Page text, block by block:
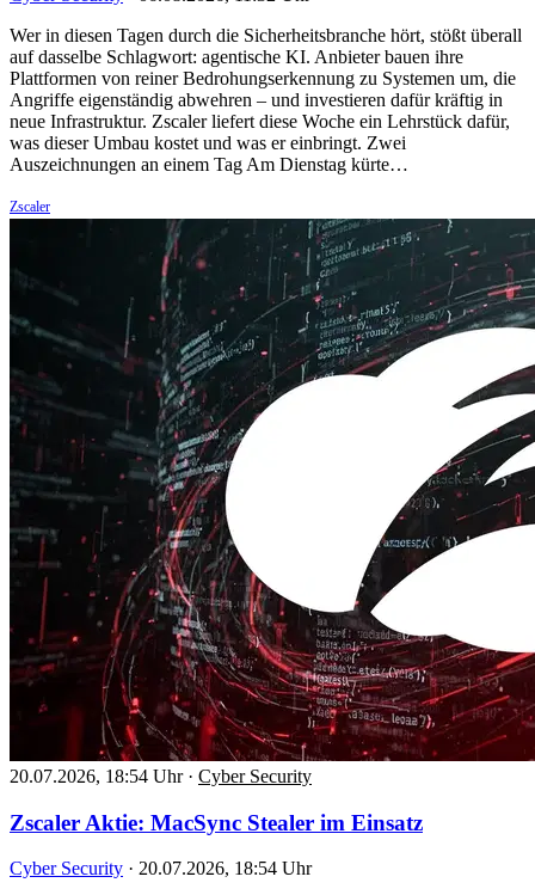
Wer in diesen Tagen durch die Sicherheitsbranche hört, stößt überall
auf dasselbe Schlagwort: agentische KI. Anbieter bauen ihre
Plattformen von reiner Bedrohungserkennung zu Systemen um, die
Angriffe eigenständig abwehren – und investieren dafür kräftig in
neue Infrastruktur. Zscaler liefert diese Woche ein Lehrstück dafür,
was dieser Umbau kostet und was er einbringt. Zwei
Auszeichnungen an einem Tag Am Dienstag kürte…
Zscaler
20.07.2026, 18:54 Uhr · Cyber Security
Zscaler Aktie: MacSync Stealer im Einsatz
Cyber Security · 20.07.2026, 18:54 Uhr